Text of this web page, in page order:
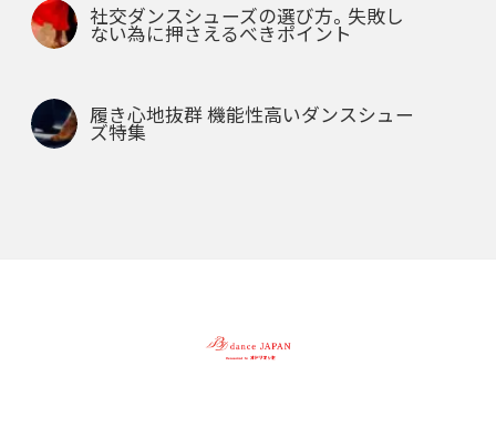
社交ダンスシューズの選び方。失敗し
ない為に押さえるべきポイント
履き心地抜群 機能性高いダンスシュー
ズ特集